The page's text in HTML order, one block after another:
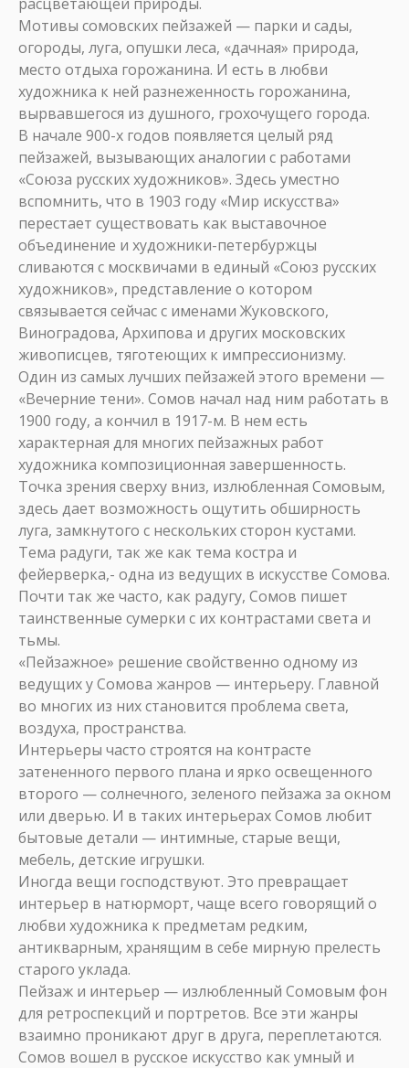
Мотивы сомовских пейзажей — парки и сады,
огороды, луга, опушки леса, «дачная» природа,
место отдыха горожанина. И есть в любви
художника к ней разнеженность горожанина,
вырвавшегося из душного, грохочущего города.
В начале 900-х годов появляется целый ряд
пейзажей, вызывающих аналогии с работами
«Союза русских художников». Здесь уместно
вспомнить, что в 1903 году «Мир искусства»
перестает существовать как выставочное
объединение и художники-петербуржцы
сливаются с москвичами в единый «Союз русских
художников», представление о котором
связывается сейчас с именами Жуковского,
Виноградова, Архипова и других московских
живописцев, тяготеющих к импрессионизму.
Один из самых лучших пейзажей этого времени —
«Вечерние тени». Сомов начал над ним работать в
1900 году, а кончил в 1917-м. В нем есть
характерная для многих пейзажных работ
художника композиционная завершенность.
Точка зрения сверху вниз, излюбленная Сомовым,
здесь дает возможность ощутить обширность
луга, замкнутого с нескольких сторон кустами.
Тема радуги, так же как тема костра и
фейерверка,- одна из ведущих в искусстве Сомова.
Почти так же часто, как радугу, Сомов пишет
таинственные сумерки с их контрастами света и
тьмы.
«Пейзажное» решение свойственно одному из
ведущих у Сомова жанров — интерьеру. Главной
во многих из них становится проблема света,
воздуха, пространства.
Интерьеры часто строятся на контрасте
затененного первого плана и ярко освещенного
второго — солнечного, зеленого пейзажа за окном
или дверью. И в таких интерьерах Сомов любит
бытовые детали — интимные, старые вещи,
мебель, детские игрушки.
Иногда вещи господствуют. Это превращает
интерьер в натюрморт, чаще всего говорящий о
любви художника к предметам редким,
антикварным, хранящим в себе мирную прелесть
старого уклада.
Пейзаж и интерьер — излюбленный Сомовым фон
для ретроспекций и портретов. Все эти жанры
взаимно проникают друг в друга, переплетаются.
Сомов вошел в русское искусство как умный и